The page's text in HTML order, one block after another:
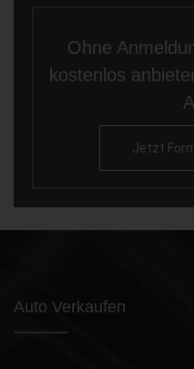
Ohne
kostenlos
Jetzt
Auto Verkaufen